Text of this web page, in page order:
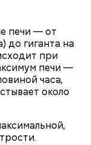
печи — от
до гиганта на
при
печи —
часа,
около
лаборатории
студентов
и
которые
конструкции